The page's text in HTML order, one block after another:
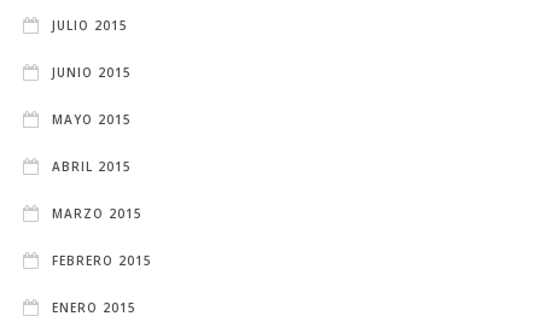
JULIO 2015
JUNIO 2015
MAYO 2015
ABRIL 2015
MARZO 2015
FEBRERO 2015
ENERO 2015